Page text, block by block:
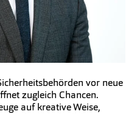
vor neue
zugleich Chancen.
auf kreative Weise,